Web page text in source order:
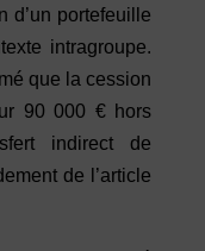
d’un portefeuille
intragroupe.
que la cession
90 000 € hors
indirect de
de l’article